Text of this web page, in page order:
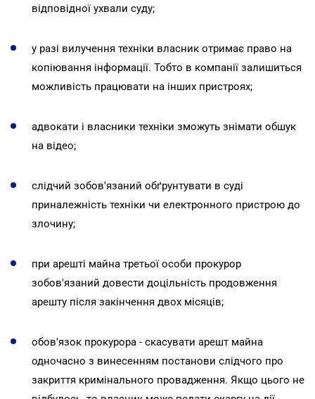
відповідної ухвали суду;
у разі вилучення техніки власник отримає право на
копіювання інформації. Тобто в компанії залишиться
можливість працювати на інших пристроях;
адвокати і власники техніки зможуть знімати обшук
на відео;
слідчий зобов'язаний обґрунтувати в суді
приналежність техніки чи електронного пристрою до
злочину;
при арешті майна третьої особи прокурор
зобов'язаний довести доцільність продовження
арешту після закінчення двох місяців;
обов'язок прокурора - скасувати арешт майна
одночасно з винесенням постанови слідчого про
закриття кримінального провадження. Якщо цього не